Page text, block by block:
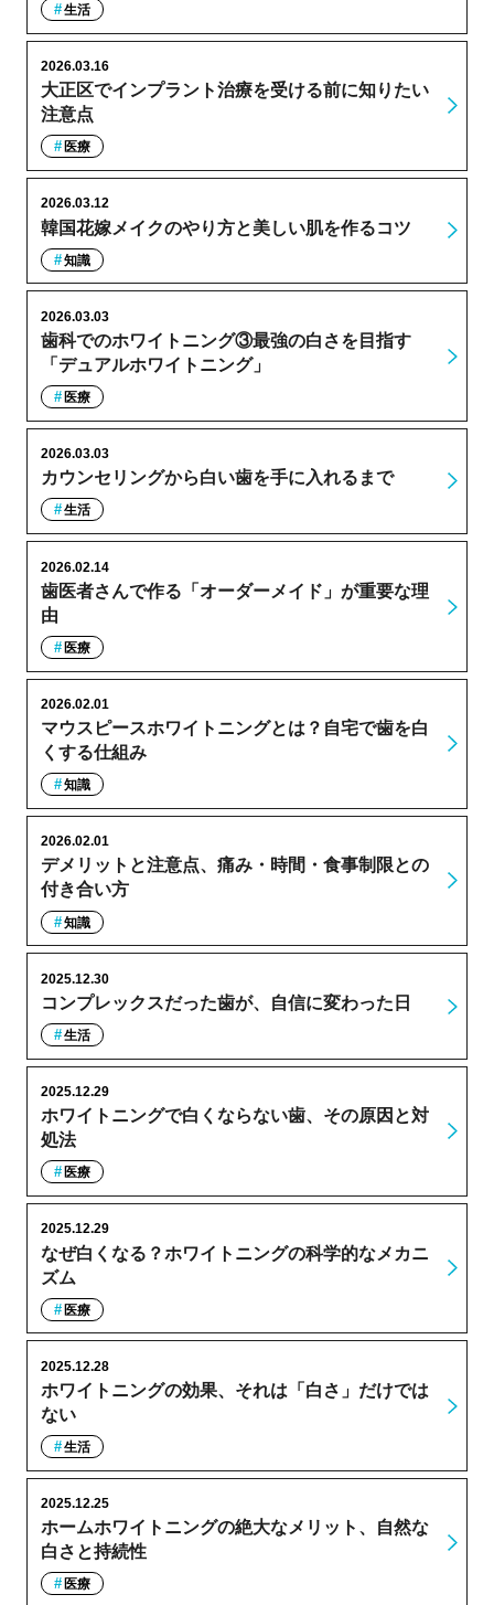
生活
大正区でインプラント治療を受ける前に知りたい
注意点
2026.03.16
医療
韓国花嫁メイクのやり方と美しい肌を作るコツ
2026.03.12
知識
歯科でのホワイトニング③最強の白さを目指す
「デュアルホワイトニング」
2026.03.03
医療
カウンセリングから白い歯を手に入れるまで
2026.03.03
生活
歯医者さんで作る「オーダーメイド」が重要な理
由
2026.02.14
医療
マウスピースホワイトニングとは？自宅で歯を白
くする仕組み
2026.02.01
知識
デメリットと注意点、痛み・時間・食事制限との
付き合い方
2026.02.01
知識
コンプレックスだった歯が、自信に変わった日
2025.12.30
生活
ホワイトニングで白くならない歯、その原因と対
処法
2025.12.29
医療
なぜ白くなる？ホワイトニングの科学的なメカニ
ズム
2025.12.29
医療
ホワイトニングの効果、それは「白さ」だけでは
ない
2025.12.28
生活
ホームホワイトニングの絶大なメリット、自然な
白さと持続性
2025.12.25
医療